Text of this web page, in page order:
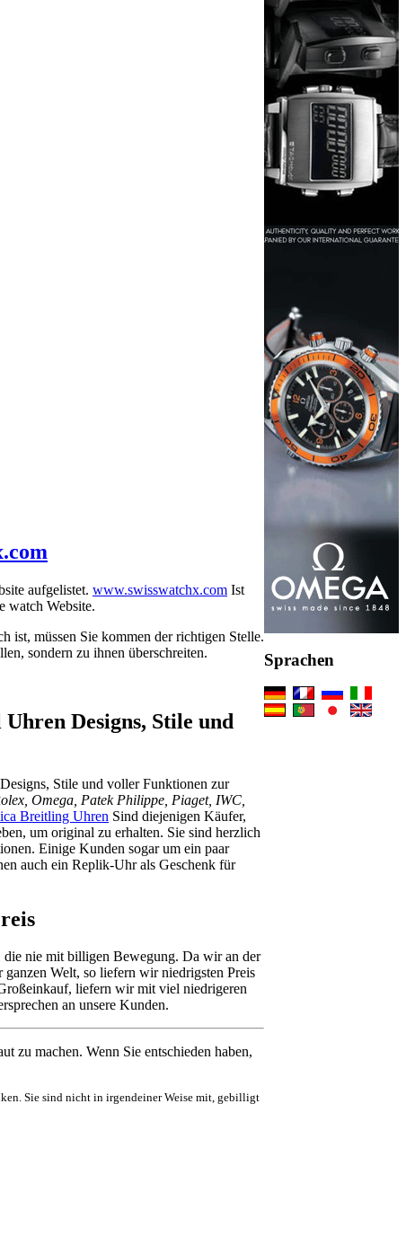
aufgelistet. www.swisswatchx.com Ist
watch Website.
ist, müssen Sie kommen der richtigen Stelle.
sondern zu ihnen überschreiten.
Designs, Stile und
Stile und voller Funktionen zur
Omega, Patek Philippe, Piaget, IWC,
Breitling Uhren Sind diejenigen Käufer,
um original zu erhalten. Sie sind herzlich
Einige Kunden sogar um ein paar
auch ein Replik-Uhr als Geschenk für
nie mit billigen Bewegung. Da wir an der
Welt, so liefern wir niedrigsten Preis
liefern wir mit viel niedrigeren
an unsere Kunden.
zu machen. Wenn Sie entschieden haben,
Sie sind nicht in irgendeiner Weise mit, gebilligt
Sprachen